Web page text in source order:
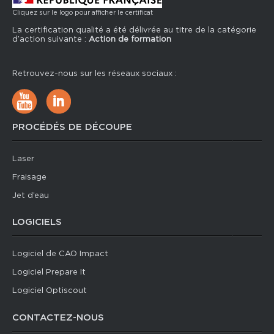
Cliquez sur le logo pour afficher le certificat
La certification qualité a été délivrée au titre de la catégorie
d’action suivante : Action de formation
Retrouvez-nous sur les réseaux sociaux :
PROCÉDÉS DE DÉCOUPE
Laser
Fraisage
Jet d’eau
LOGICIELS
Logiciel de CAO Impact
Logiciel Prepare It
Logiciel Optiscout
CONTACTEZ-NOUS